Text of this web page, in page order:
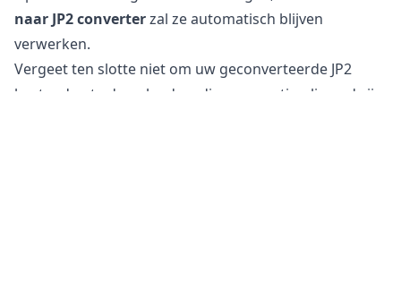
naar JP2 converterzal ze automatisch blijven
verwerken.
Vergeet ten slotte niet om uw geconverteerde JP2
bestanden te downloaden, die nu geoptimaliseerd zijn